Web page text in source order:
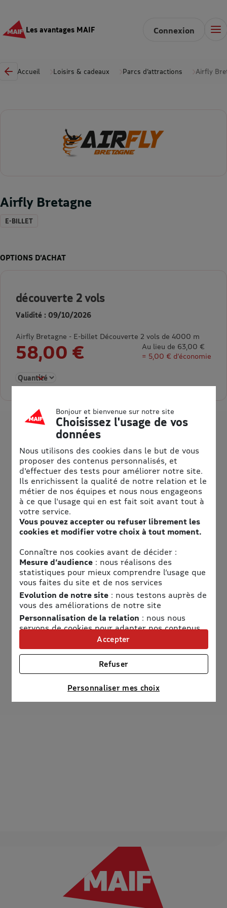
Les avantages MAIF Connexion
Accueil Loisirs & cadeaux Parcs d’attractions Airfly
Airfly Bretagne
E-BILLET
OPTIONS D’ACHAT
découverte 2 vols
Validité : 09/10/2026
Airfly Bretagne - E-billet Découverte 2 vols de 4000 m
58,00 €
Au lieu de 63,00 €
= 5,00 € d’économie
Sélectionner la quantité pour découverte 2 vols
Informations pratiques
Airfly Bretagne
74 Avenue du Phare du grand jardin
35520 La Mésière
Horaires
Voir les horaires
Voir le plan d'accès
Airfly : Simulateur de chute libre en Bretagne
Bonjour et bienvenue sur notre site
Choisissez l'usage de vos
données
Nous utilisons des cookies dans le but de vous
proposer des contenus personnalisés, et
d'effectuer des tests pour améliorer notre site.
Ils enrichissent la qualité de notre relation et le
métier de nos équipes et nous nous engageons
à ce que l'usage qui en est fait soit avant tout à
votre service.
Vous pouvez accepter ou refuser librement les
cookies et modifier votre choix à tout moment.
Connaître nos cookies avant de décider :
Mesure d’audience: nous réalisons des
statistiques pour mieux comprendre l’usage que
vous faites du site et de nos services
Evolution de notre site: nous testons auprès de
vous des améliorations de notre site
Personnalisation de la relation : nous nous
servons de cookies pour adapter nos contenus
et personnaliser nos offres
Univers publicitaire: nous utilisons avec nos
partenaires des cookies pour afficher des
publicités personnalisées
Connaître notre politique cookies et la liste de nos
Personnaliser mes choix
Refuser
Accepter